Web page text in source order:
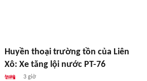
Huyền thoại trường tồn của Liên
Xô: Xe tăng lội nước PT-76
3 giờ